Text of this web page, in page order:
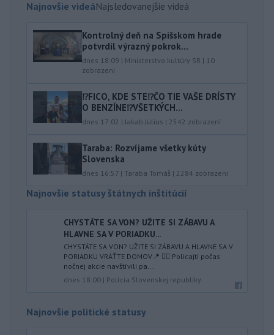
Najnovšie videáNajsledovanejšie videá
Kontrolný deň na Spišskom hrade
potvrdil výrazný pokrok...
dnes 18:09 | Ministerstvo kultúry SR | 10
zobrazení
⁉️FICO, KDE STE⁉️ČO TIE VAŠE DRÍSTY
O BENZÍNE⁉️VŠETKÝCH...
dnes 17:02 | Jakab Július | 2542 zobrazení
Taraba: Rozvíjame všetky kúty
Slovenska
dnes 16:57 | Taraba Tomáš | 2284 zobrazení
Najnovšie statusy štátnych inštitúcií
CHYSTÁTE SA VON? UŽITE SI ZÁBAVU A
HLAVNE SA V PORIADKU...
CHYSTÁTE SA VON? UŽITE SI ZÁBAVU A HLAVNE SA V
PORIADKU VRÁŤTE DOMOV📍 👮‍♂️ Policajti počas
nočnej akcie navštívili pa...
dnes 18:00 | Polícia Slovenskej republiky
Najnovšie politické statusy